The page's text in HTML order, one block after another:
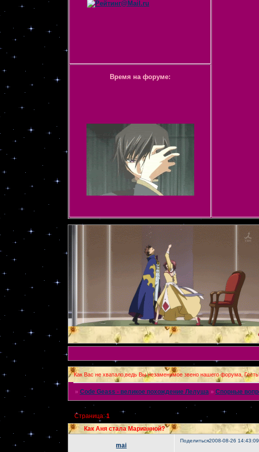
Время на форуме:
Как Вас не хватало,ведь Вы незаменимое звено нашего форума, Гость!
» Code Geass - великое похождение Лелуша » Спорные
Как Аня стала Марианной?
Страница:1
Поделиться2008-08-26 14:43:09
mai